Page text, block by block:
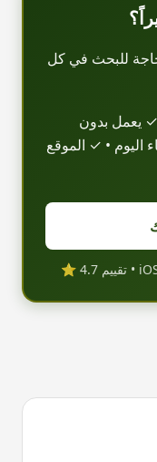
حاجة للبحث في كل
يعمل بدون
اليوم • ✓ الموقع